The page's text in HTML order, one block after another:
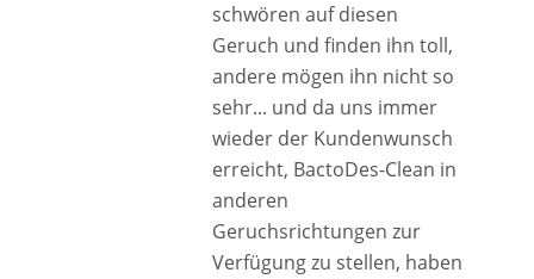
schwören auf diesen
Geruch und finden ihn toll,
andere mögen ihn nicht so
sehr... und da uns immer
wieder der Kundenwunsch
erreicht, BactoDes-Clean in
anderen
Geruchsrichtungen zur
Verfügung zu stellen, haben